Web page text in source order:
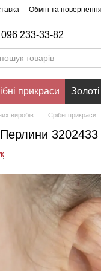
Обмін та
096 233-33-82
прикраси
виробів Срібні прикраси
Перлини 3202433